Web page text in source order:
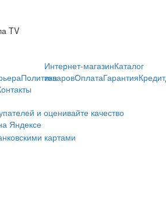
TV
Политика
Интернет-магазинКаталог
товаровОплатаГарантияКредит